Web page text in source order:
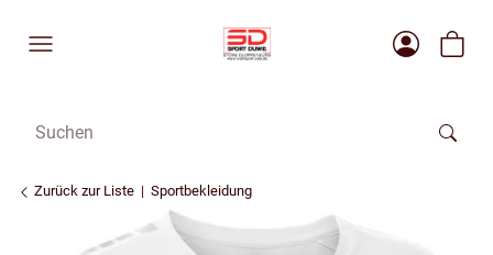
Zurück zur Liste Sportbekleidung